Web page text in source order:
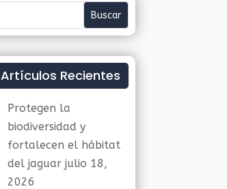
Artículos Recientes
Protegen la
biodiversidad y
fortalecen el hábitat
del jaguar julio 18,
2026